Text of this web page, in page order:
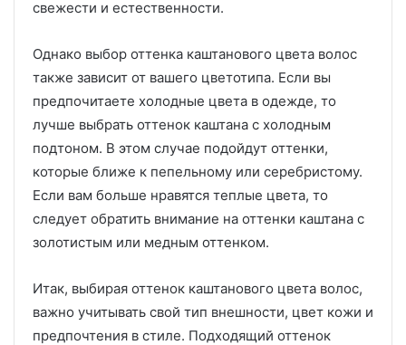
свежести и естественности.
Однако выбор оттенка каштанового цвета волос
также зависит от вашего цветотипа. Если вы
предпочитаете холодные цвета в одежде, то
лучше выбрать оттенок каштана с холодным
подтоном. В этом случае подойдут оттенки,
которые ближе к пепельному или серебристому.
Если вам больше нравятся теплые цвета, то
следует обратить внимание на оттенки каштана с
золотистым или медным оттенком.
Итак, выбирая оттенок каштанового цвета волос,
важно учитывать свой тип внешности, цвет кожи и
предпочтения в стиле. Подходящий оттенок